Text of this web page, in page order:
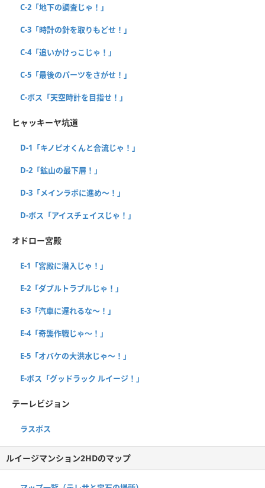
C-2「地下の調査じゃ！」
C-3「時計の針を取りもどせ！」
C-4「追いかけっこじゃ！」
C-5「最後のパーツをさがせ！」
C-ボス「天空時計を目指せ！」
ヒャッキーヤ坑道
D-1「キノピオくんと合流じゃ！」
D-2「鉱山の最下層！」
D-3「メインラボに進め～！」
D-ボス「アイスチェイスじゃ！」
オドロー宮殿
E-1「宮殿に潜入じゃ！」
E-2「ダブルトラブルじゃ！」
E-3「汽車に遅れるな～！」
E-4「奇襲作戦じゃ～！」
E-5「オバケの大洪水じゃ～！」
E-ボス「グッドラック ルイージ！」
テーレビジョン
ラスボス
ルイージマンション2HDのマップ